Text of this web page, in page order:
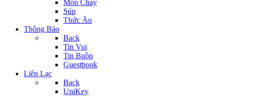
Món Chay
Súp
Thức Ăn
Thông Báo
Back
Tin Vui
Tin Buồn
Guestbook
Liên Lạc
Back
UniKey